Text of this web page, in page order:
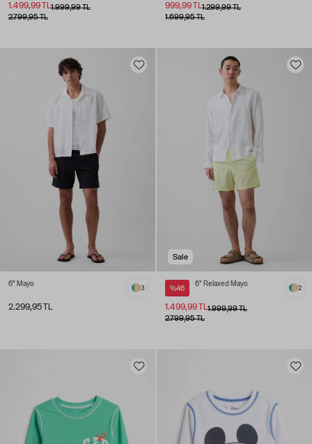
1.999,99 TL
1.499,99 TL
2.799,95 TL
1.299,99 TL
999,99 TL
1.699,95 TL
6" Mayo
2.299,95 TL
3
Sale
%46
6" Relaxed Mayo
1.999,99 TL
1.499,99 TL
2
2.799,95 TL